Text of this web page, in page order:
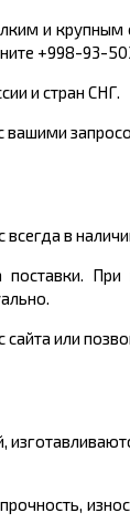
и
+998-93-
и стран СНГ.
вашими
в
При
сайта или